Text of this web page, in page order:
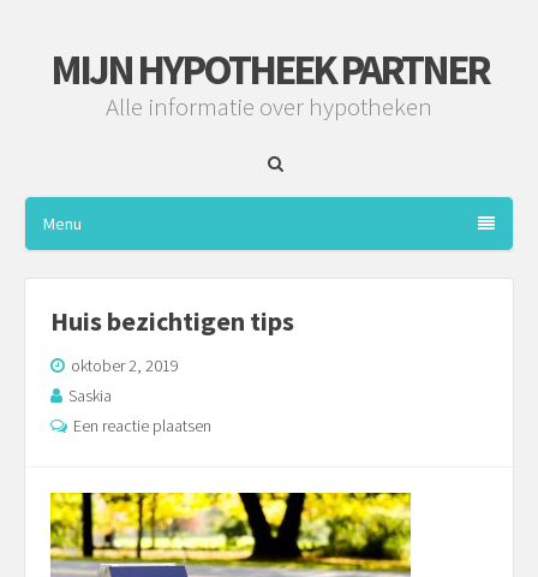
MIJN HYPOTHEEK PARTNER
Alle informatie over hypotheken
Menu
Huis bezichtigen tips
oktober 2, 2019
Saskia
Een reactie plaatsen